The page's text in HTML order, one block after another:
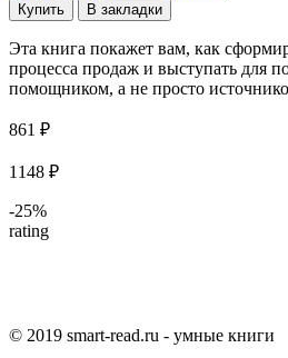
Купить В закладки
Эта книга покажет вам, как
процесса продаж и выступать для
помощником, а не просто
861 ₽
1148 ₽
-25%
rating
© 2019 smart-read.ru - умные книги